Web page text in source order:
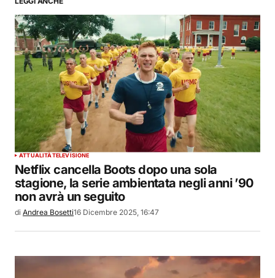
ATTUALITÀTELEVISIONE
Netflix cancella Boots dopo una sola
stagione, la serie ambientata negli anni ’90
non avrà un seguito
di Andrea Bosetti16 Dicembre 2025, 16:47